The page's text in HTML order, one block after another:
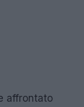
affrontato